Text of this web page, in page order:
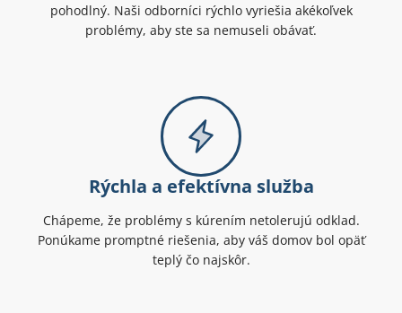
pohodlný. Naši odborníci rýchlo vyriešia akékoľvek
problémy, aby ste sa nemuseli obávať.
Rýchla a efektívna služba
Chápeme, že problémy s kúrením netolerujú odklad.
Ponúkame promptné riešenia, aby váš domov bol opäť
teplý čo najskôr.